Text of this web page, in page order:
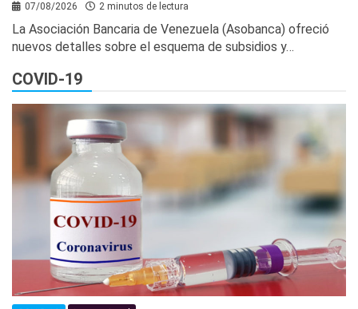
07/08/2026 2 minutos de lectura
La Asociación Bancaria de Venezuela (Asobanca) ofreció
nuevos detalles sobre el esquema de subsidios y…
COVID-19